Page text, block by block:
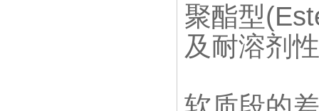
聚酯型
及耐溶剂